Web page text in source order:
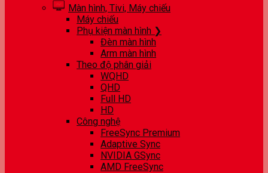
Màn hình, Tivi, Máy chiếu
Máy chiếu
Phụ kiện màn hình ❯
Đèn màn hình
Arm màn hình
Theo độ phân giải
WQHD
QHD
Full HD
HD
Công nghệ
FreeSync Premium
Adaptive Sync
NVIDIA GSync
AMD FreeSync